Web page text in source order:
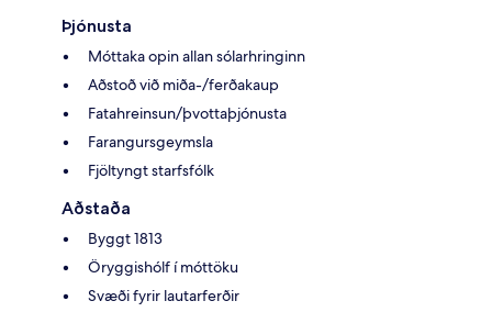
Þjónusta
Móttaka opin allan sólarhringinn
Aðstoð við miða-/ferðakaup
Fatahreinsun/þvottaþjónusta
Farangursgeymsla
Fjöltyngt starfsfólk
Aðstaða
Byggt 1813
Öryggishólf í móttöku
Svæði fyrir lautarferðir